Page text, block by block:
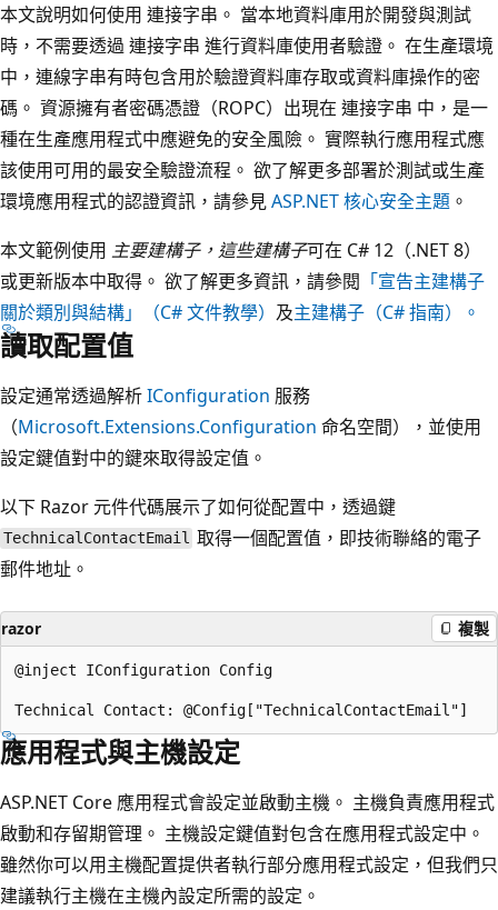
本文說明如何使用 連接字串。 當本地資料庫用於開發與測試
時，不需要透過 連接字串 進行資料庫使用者驗證。 在生產環境
中，連線字串有時包含用於驗證資料庫存取或資料庫操作的密
碼。 資源擁有者密碼憑證（ROPC）出現在 連接字串 中，是一
種在生產應用程式中應避免的安全風險。 實際執行應用程式應
該使用可用的最安全驗證流程。 欲了解更多部署於測試或生產
環境應用程式的認證資訊，請參見ASP.NET 核心安全主題 。
本文範例使用 主要建構子，這些建構子可在 C# 12（.NET 8）
或更新版本中取得。 欲了解更多資訊，請參閱 「宣告主建構子
關於類別與結構」（C# 文件教學） 及主建構子（C# 指南）。
讀取配置值
設定通常透過解析IConfiguration 服務
（Microsoft.Extensions.Configuration 命名空間），並使用
設定鍵值對中的鍵來取得設定值。
以下 Razor 元件代碼展示了如何從配置中，透過鍵
TechnicalContactEmail 取得一個配置值，即技術聯絡的電子
郵件地址。
razor 複製
@inject IConfiguration Config
應用程式與主機設定
ASP.NET Core 應用程式會設定並啟動主機 。 主機負責應用程式
啟動和存留期管理。 主機設定鍵值對包含在應用程式設定中。
雖然你可以用主機配置提供者執行部分應用程式設定，但我們只
建議執行主機在主機內設定所需的設定。